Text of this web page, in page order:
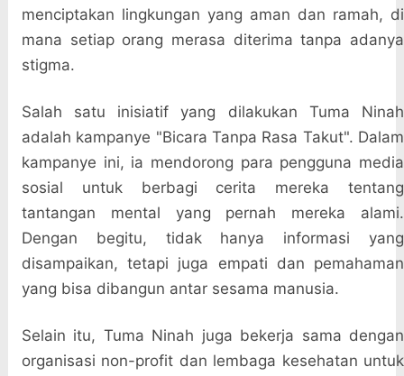
menciptakan lingkungan yang aman dan ramah, di
mana setiap orang merasa diterima tanpa adanya
stigma.
Salah satu inisiatif yang dilakukan Tuma Ninah
adalah kampanye "Bicara Tanpa Rasa Takut". Dalam
kampanye ini, ia mendorong para pengguna media
sosial untuk berbagi cerita mereka tentang
tantangan mental yang pernah mereka alami.
Dengan begitu, tidak hanya informasi yang
disampaikan, tetapi juga empati dan pemahaman
yang bisa dibangun antar sesama manusia.
Selain itu, Tuma Ninah juga bekerja sama dengan
organisasi non-profit dan lembaga kesehatan untuk